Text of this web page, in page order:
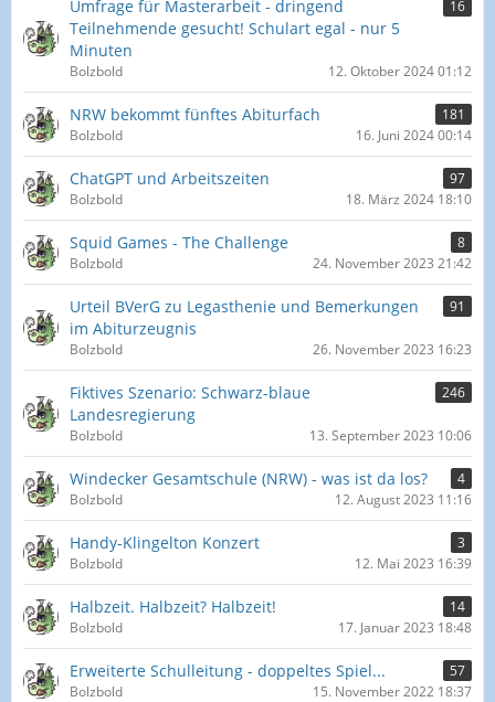
Umfrage für Masterarbeit - dringend
Teilnehmende gesucht! Schulart egal - nur 5
Minuten
16
Bolzbold 12. Oktober 2024 01:12
NRW bekommt fünftes Abiturfach
181
Bolzbold
16. Juni 2024 00:14
ChatGPT und Arbeitszeiten
97
Bolzbold
18. März 2024 18:10
Squid Games - The Challenge
8
Bolzbold
24. November 2023 21:42
Urteil BVerG zu Legasthenie und Bemerkungen
im Abiturzeugnis
91
Bolzbold 26. November 2023 16:23
Fiktives Szenario: Schwarz-blaue
Landesregierung
246
Bolzbold 13. September 2023 10:06
Windecker Gesamtschule (NRW) - was ist da los?
4
Bolzbold
12. August 2023 11:16
Handy-Klingelton Konzert
3
Bolzbold
12. Mai 2023 16:39
Halbzeit. Halbzeit? Halbzeit!
14
Bolzbold
17. Januar 2023 18:48
Erweiterte Schulleitung - doppeltes Spiel...
57
Bolzbold
15. November 2022 18:37